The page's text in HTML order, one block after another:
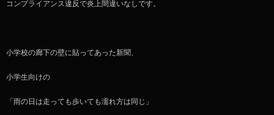
コンプライアンス違反で炎上間違いなしです。
小学校の廊下の壁に貼ってあった新聞、
小学生向けの
「雨の日は走っても歩いても濡れ方は同じ」